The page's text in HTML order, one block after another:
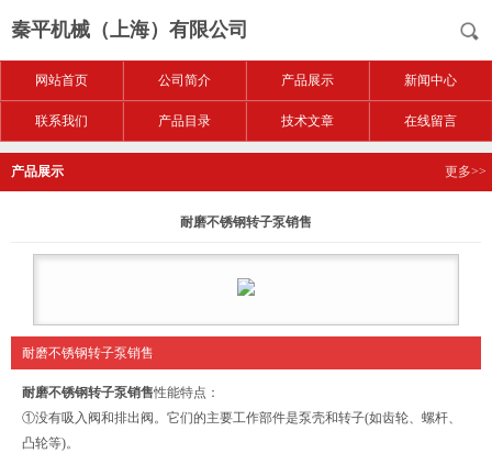
秦平机械（上海）有限公司
网站首页 公司简介 产品展示 新闻中心
联系我们 产品目录 技术文章 在线留言
产品展示 更多>>
耐磨不锈钢转子泵销售
耐磨不锈钢转子泵销售
耐磨不锈钢转子泵销售性能特点：
①没有吸入阀和排出阀。它们的主要工作部件是泵壳和转子(如齿轮、螺杆、
凸轮等)。